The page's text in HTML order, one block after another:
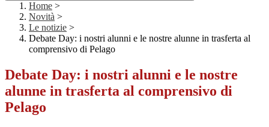
Home >
Novità >
Le notizie >
Debate Day: i nostri alunni e le nostre alunne in trasferta al
comprensivo di Pelago
Debate Day: i nostri alunni e le nostre
alunne in trasferta al comprensivo di
Pelago